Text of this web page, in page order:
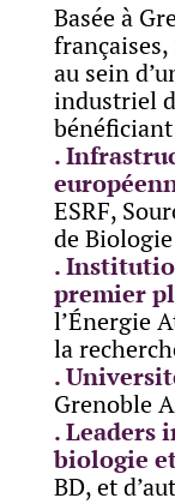
Basée à
au sein
industriel
.
ESRF,
de
.
premier
l’Énergie
la
.
Grenoble
. Leaders
biologie
BD, et